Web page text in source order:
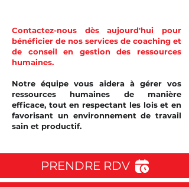
Contactez-nous dès aujourd'hui pour
bénéficier de nos services de coaching et
de conseil en gestion des ressources
humaines.
Notre équipe vous aidera à gérer vos
ressources humaines de manière
efficace, tout en respectant les lois et en
favorisant un environnement de travail
sain et productif.
PRENDRE RDV